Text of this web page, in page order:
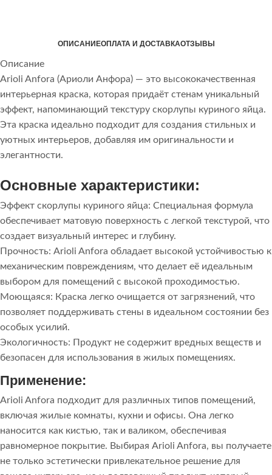
ОПИСАНИЕОПЛАТА И ДОСТАВКАОТЗЫВЫ
Описание
Arioli Anfora (Ариоли Анфора) — это высококачественная
интерьерная краска, которая придаёт стенам уникальный
эффект, напоминающий текстуру скорлупы куриного яйца.
Эта краска идеально подходит для создания стильных и
уютных интерьеров, добавляя им оригинальности и
элегантности.
Основные характеристики:
Эффект скорлупы куриного яйца: Специальная формула
обеспечивает матовую поверхность с легкой текстурой, что
создает визуальный интерес и глубину.
Прочность: Arioli Anfora обладает высокой устойчивостью к
механическим повреждениям, что делает её идеальным
выбором для помещений с высокой проходимостью.
Моющаяся: Краска легко очищается от загрязнений, что
позволяет поддерживать стены в идеальном состоянии без
особых усилий.
Экологичность: Продукт не содержит вредных веществ и
безопасен для использования в жилых помещениях.
Применение:
Arioli Anfora подходит для различных типов помещений,
включая жилые комнаты, кухни и офисы. Она легко
наносится как кистью, так и валиком, обеспечивая
равномерное покрытие. Выбирая Arioli Anfora, вы получаете
не только эстетически привлекательное решение для